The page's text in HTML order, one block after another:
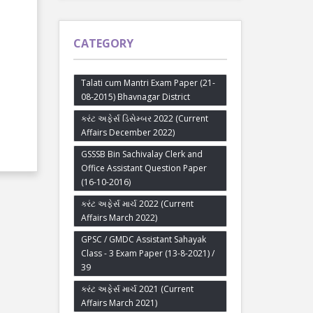
CATEGORY
Talati cum Mantri Exam Paper (21-
08-2015) Bhavnagar District
કરંટ અફેર્સ ડિસેમ્બર 2022 (Current
Affairs December 2022)
GSSSB Bin Sachivalay Clerk and
Office Assistant Question Paper
(16-10-2016)
કરંટ અફેર્સ માર્ચ 2022 (Current
Affairs March 2022)
GPSC / GMDC Assistant Sahayak
Class - 3 Exam Paper (13-8-2021) /
39
કરંટ અફેર્સ માર્ચ 2021 (Current
Affairs March 2021)